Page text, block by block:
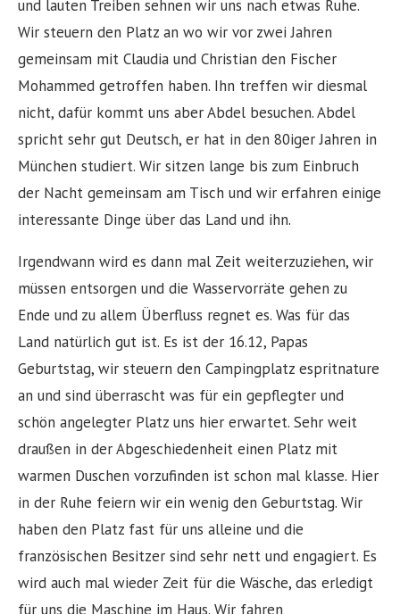
und lauten Treiben sehnen wir uns nach etwas Ruhe.
Wir steuern den Platz an wo wir vor zwei Jahren
gemeinsam mit Claudia und Christian den Fischer
Mohammed getroffen haben. Ihn treffen wir diesmal
nicht, dafür kommt uns aber Abdel besuchen. Abdel
spricht sehr gut Deutsch, er hat in den 80iger Jahren in
München studiert. Wir sitzen lange bis zum Einbruch
der Nacht gemeinsam am Tisch und wir erfahren einige
interessante Dinge über das Land und ihn.
Irgendwann wird es dann mal Zeit weiterzuziehen, wir
müssen entsorgen und die Wasservorräte gehen zu
Ende und zu allem Überfluss regnet es. Was für das
Land natürlich gut ist. Es ist der 16.12, Papas
Geburtstag, wir steuern den Campingplatz espritnature
an und sind überrascht was für ein gepflegter und
schön angelegter Platz uns hier erwartet. Sehr weit
draußen in der Abgeschiedenheit einen Platz mit
warmen Duschen vorzufinden ist schon mal klasse. Hier
in der Ruhe feiern wir ein wenig den Geburtstag. Wir
haben den Platz fast für uns alleine und die
französischen Besitzer sind sehr nett und engagiert. Es
wird auch mal wieder Zeit für die Wäsche, das erledigt
für uns die Maschine im Haus. Wir fahren